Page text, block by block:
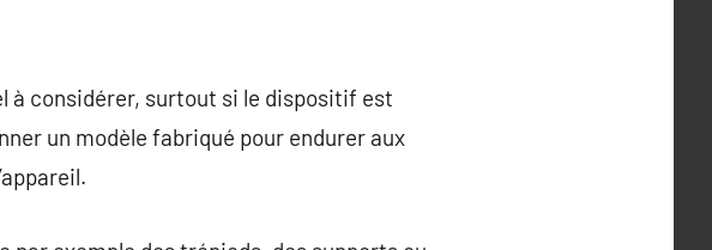
à considérer, surtout si le dispositif est
un modèle fabriqué pour endurer aux